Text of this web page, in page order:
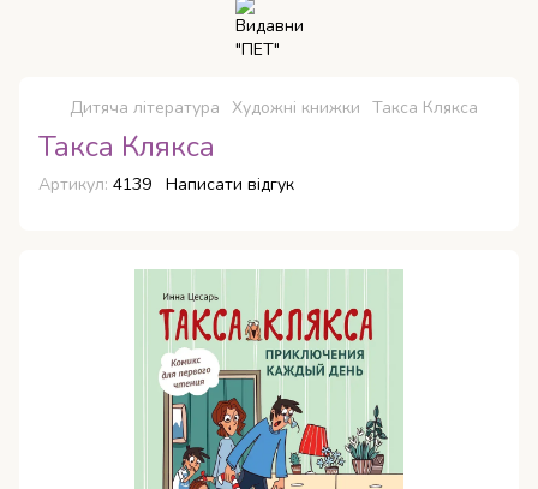
Дитяча література Художні книжки Такса Клякса
Такса Клякса
Артикул: 4139 Написати відгук